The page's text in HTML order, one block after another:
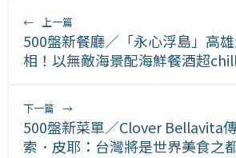
← 上一篇
500盤新餐廳／「永心浮島」高
相！以無敵海景配海鮮餐酒超
下一篇 →
500盤新菜單／Clover Bellavita
索．皮耶：台灣將是世界美食之